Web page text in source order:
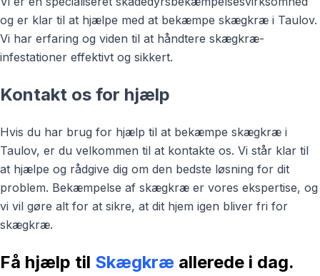
og er klar til at hjælpe med at bekæmpe skægkræ i Taulov.
Vi har erfaring og viden til at håndtere skægkræ-
infestationer effektivt og sikkert.
Kontakt os for hjælp
Hvis du har brug for hjælp til at bekæmpe skægkræ i
Taulov, er du velkommen til at kontakte os. Vi står klar til
at hjælpe og rådgive dig om den bedste løsning for dit
problem. Bekæmpelse af skægkræ er vores ekspertise, og
vi vil gøre alt for at sikre, at dit hjem igen bliver fri for
skægkræ.
Få hjælp til Skægkræ allerede i dag.